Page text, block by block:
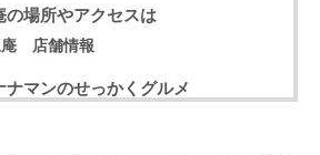
の場所やアクセスは
庵 店舗情報
ナマンのせっかくグルメ